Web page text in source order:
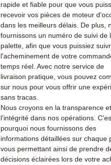
rapide et fiable pour que vous
recevoir vos pièces de moteur
dans les meilleurs délais. De plus,
fournissons un numéro de suivi de
palette, afin que vous puissiez
l'acheminement de votre
temps réel. Avec notre service de
livraison pratique, vous pouvez
sur nous pour vous offrir une
sans tracas.
Nous croyons en la transparence et
l'intégrité dans nos opérations.
pourquoi nous fournissons des
informations détaillées sur chaque
vous permettant ainsi de prendre
décisions éclairées lors de votre